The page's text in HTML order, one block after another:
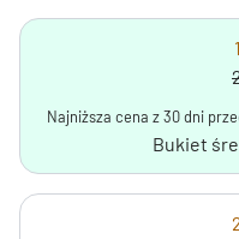
Najniższa cena z 30 dni
Bukiet